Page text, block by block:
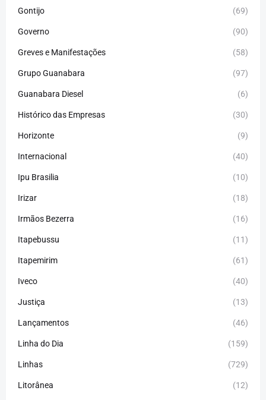
Gontijo (69)
Governo (90)
Greves e Manifestações (58)
Grupo Guanabara (97)
Guanabara Diesel (6)
Histórico das Empresas (30)
Horizonte (9)
Internacional (40)
Ipu Brasilia (10)
Irizar (18)
Irmãos Bezerra (16)
Itapebussu (11)
Itapemirim (61)
Iveco (40)
Justiça (13)
Lançamentos (46)
Linha do Dia (159)
Linhas (729)
Litorânea (12)